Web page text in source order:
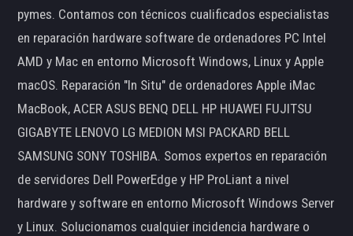
pymes. Contamos con técnicos cualificados especialistas
en reparación hardware software de ordenadores PC Intel
AMD y Mac en entorno Microsoft Windows, Linux y Apple
macOS. Reparación "In Situ" de ordenadores Apple iMac
MacBook, ACER ASUS BENQ DELL HP HUAWEI FUJITSU
GIGABYTE LENOVO LG MEDION MSI PACKARD BELL
SAMSUNG SONY TOSHIBA. Somos expertos en reparación
de servidores Dell PowerEdge y HP ProLiant a nivel
hardware y software en entorno Microsoft Windows Server
y Linux. Solucionamos cualquier incidencia hardware o